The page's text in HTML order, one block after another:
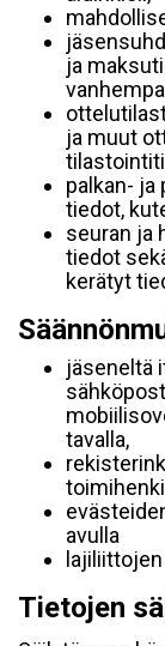
ja
ja muut
palkan-
tiedot,
seuran ja
tiedot
kerätyt
jäseneltä
tavalla,
avulla
Tietojen